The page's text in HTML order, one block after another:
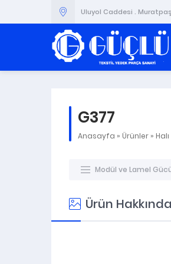
Uluyol Caddesi .
G377
Anasayfa » Ürünler »
Modül ve Lamel
Ürün